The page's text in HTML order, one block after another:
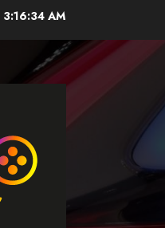
3:16:35 AM